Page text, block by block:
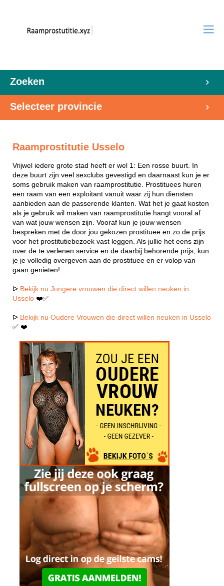
Zoeken
Selecteer provincie
Raamprostitutie Usselo
Vrijwel iedere grote stad heeft er wel 1: Een rosse buurt. In
deze buurt zijn veel sexclubs gevestigd en daarnaast kun je er
soms gebruik maken van raamprostitutie. Prostituees huren
een raam van een exploitant vanuit waar zij hun diensten
aanbieden aan de passerende klanten. Wat het je gaat kosten
als je gebruik wil maken van raamprostitutie hangt vooral af
van wat jouw wensen zijn. Vooraf kun je jouw wensen
bespreken met de door jou gekozen prostituee en zo de prijs
voor het prostitutiebezoek vast leggen. Als jullie het eens zijn
over de te verlenen service en de daarbij behorende prijs, kun
je je volledig overgeven aan de prostituee en er volop van
gaan genieten!
ᐅ Bekijk nu Jongere vrouwen die direct willen neuken in
Usselo ❤️✅
ᐅ Bekijk nu Oudere Vrouwen die direct willen neuken in Usselo
✅ ❤️